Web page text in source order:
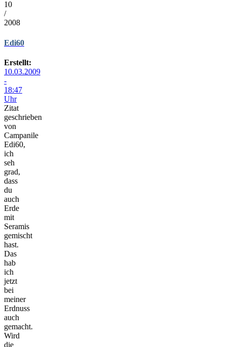
10
/
2008
Edi60
Erstellt:
10.03.2009
-
18:47
Uhr
Zitat
geschrieben
von
Campanile
Edi60,
ich
seh
grad,
dass
du
auch
Erde
mit
Seramis
gemischt
hast.
Das
hab
ich
jetzt
bei
meiner
Erdnuss
auch
gemacht.
Wird
die